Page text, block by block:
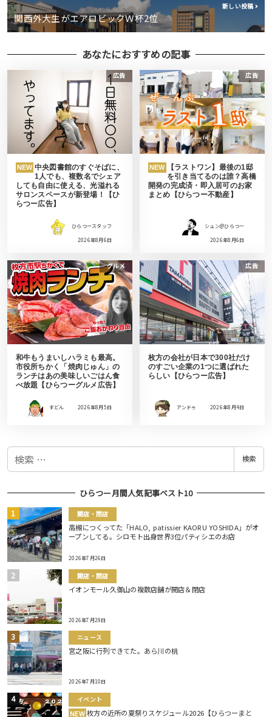
新しい投稿
関西外大生がエアロビックＷ杯2位
あなたにおすすめの記事
広告
NEW 中央図書館のすぐそばに、
1人でも、複数名でシェア
しても自由に使える、光溢れる
サロンスペースが新登場！【ひ
らつー広告】
ひらつースタッフ
2026年8月6日
広告
NEW
【ラストワン】最後の1邸
を引き当てるのは誰？高橋
開発の完成済・即入居可のお家
まとめ【ひらつー不動産】
シュン@ひらつー
2026年8月6日
グルメ
和牛もうまいしハラミも最高。
市役所ちかく「焼肉じゅん」の
ランチはあの美味しいごはん食
べ放題【ひらつーグルメ広告】
すどん 2026年8月5日
広告
枚方の会社が日本で300社だけ
のすごい企業の1つに選ばれた
らしい【ひらつー広告】
アンドゥ 2026年8月4日
検
検索
ひらつー月間人気記事ベスト10
開店・閉店
高槻につくってた「HALO, patissier KAORU YOSHIDA」がオ
ープンしてる。シロモト出身世界3位パティシエのお店
2026年7月26日
開店・閉店
イオンモール久御山の複数店舗が開店＆閉店
2026年7月29日
ニュース
宮之阪に行列できてた。あら川の桃
2026年7月10日
イベント
NEW 枚方の近所の夏祭りスケジュール2026【ひらつーまと